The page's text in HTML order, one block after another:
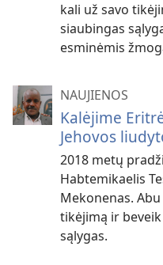
kali už savo
siaubingas
esminėmis
NAUJIENOS
Kalėjime
Jehovos
2018 metų
Habtemikaelis
Mekonenas.
tikėjimą ir
sąlygas.